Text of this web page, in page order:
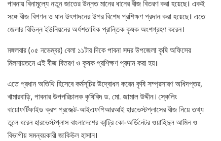
পাবনায় বিনামূল্যে নতুন জাতের উন্নত মানের ধানের বীজ বিতরণ করা হয়েছে। একই
সঙ্গে বীজ বিপণন ও ধান উৎপাদনের উপর বিশেষ প্রশিক্ষণ প্রদান করা হয়েছে। এতে
জেলার বিভিন্ন ইউনিয়নের অর্ধশতাধিক প্রান্তিক কৃষক অংশগ্রহণ করেন।
মঙ্গলবার (০৫ নভেম্বর) বেলা ১১টার দিকে পাবনা সদর উপজেলা কৃষি অফিসের
মিলনায়তনে এই বীজ বিতরণ ও কৃষক প্রশিক্ষণ প্রদান করা হয়।
এতে প্রধান অতিথি হিসেবে কর্মসূচির উদ্বোধন করেন কৃষি সম্প্রসারণ অধিদপ্তর,
খামারবাড়ি, পাবনার উপপরিচালক কৃষিবিদ ড. মো. জামাল উদ্দীন। স্কেলিং
বায়োফর্টিফাইড ক্রপ প্রজেক্ট-আইএফপিআরআই হারভেস্টপ্লাসের বীজ নিয়ে তথ্য
তুলে ধরেন হারভেস্টপ্লাস বাংলাদেশের কান্ট্রি কো-অর্ডিনেটর ওয়াহিদুল আমিন ও
বিভাগীয় সমন্বয়কারী জাকিউল হাসান।